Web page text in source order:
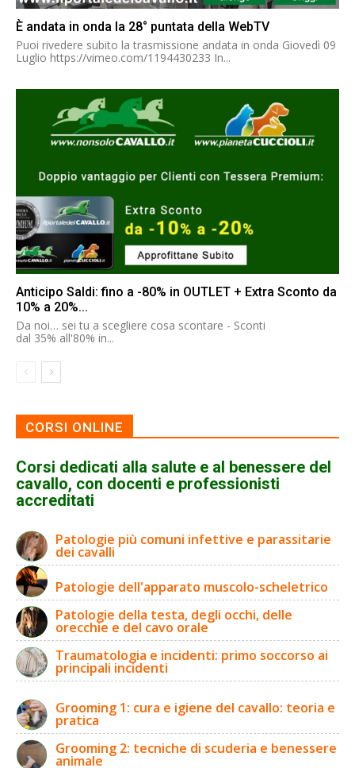
È andata in onda la 28° puntata della WebTV
Puoi rivedere subito la trasmissione andata in onda Giovedì 09
Luglio https://vimeo.com/1194430233 In...
Anticipo Saldi: fino a -80% in OUTLET + Extra Sconto da
10% a 20%...
Da noi… sei tu a scegliere cosa scontare - Sconti
dal 35% all'80% in...
CORSI ONLINE
Corsi dedicati alla salute e al benessere del
cavallo, con docenti e professionisti
accreditati
Patologie più comuni infettive e parassitarie
dei cavalli
Patologie dell'apparato muscolo-scheletrico
Patologie della testa, degli occhi, delle
orecchie e del cavo orale
Traumatologia e incidenti: primo soccorso ai
principali incidenti
Grooming 1: cura e igiene del cavallo: teoria e
pratica
Grooming 2: tecniche di scuderia e benessere
animale